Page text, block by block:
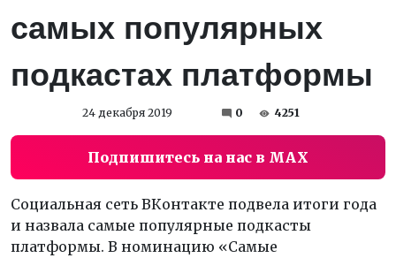
самых популярных
подкастах платформы
24 декабря 2019 0 4251
Подпишитесь на нас в MAX
Социальная сеть ВКонтакте подвела итоги года
и назвала самые популярные подкасты
платформы. В номинацию «Самые